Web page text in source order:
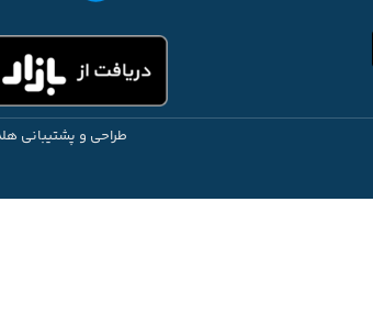
طراحی و پشتیبانی